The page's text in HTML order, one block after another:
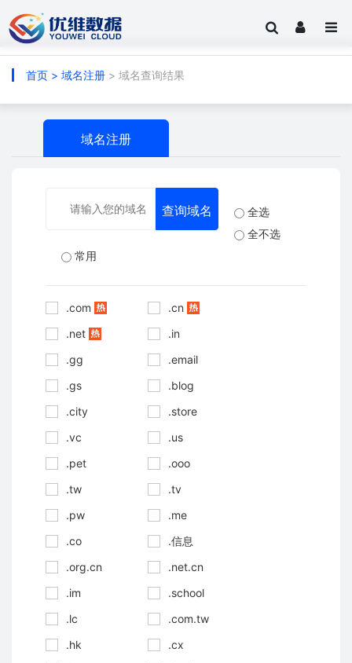
首页 > 域名注册 > 域名查询结果
域名注册
全选
全不选
常用
.com
.cn
.net
.in
.gg
.email
.gs
.blog
.city
.store
.vc
.us
.pet
.ooo
.tw
.tv
.pw
.me
.co
.信息
.org.cn
.net.cn
.im
.school
.lc
.com.tw
.hk
.cx